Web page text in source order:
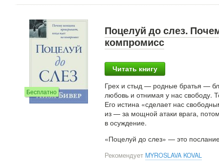
Бесплатно
Поцелуй до слез.
компромисс
Читать книгу
Грех и стыд — родные братья —
любовь и отнимая у нас свободу.
Его истина «сделает нас
из — за мощной атаки врага,
в осуждение.
«Поцелуй до слез» — это
Рекомендует MYROSLAVA KOVAL